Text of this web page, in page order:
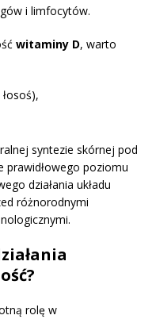
i limfocytów.
witaminy D, warto
syntezie skórnej pod
prawidłowego poziomu
działania układu
różnorodnymi
rolę w